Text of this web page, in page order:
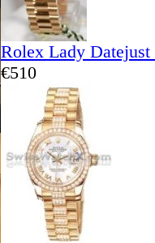
Rolex Lady Datejust
€510